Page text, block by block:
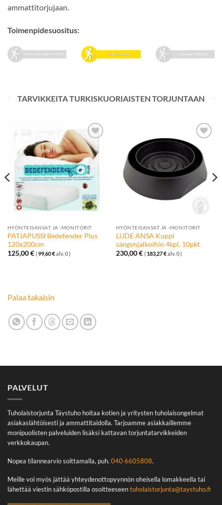
ammattitorjujaan.
Toimenpidesuositus:
TARVIKKEITA TURKISKUORIAISTEN TORJUNTAAN
Lisää
toivelistalle
HYÖNTEISANSAT JA -MONITORIT
PATJAPUSSI Bedefender Plus
120x200cm
125,00€ (99,60€alv. 0 )
Lisää
toivelistalle
HYÖNTEISANSAT JA -MONITORIT
LUDE ANSA Kuppi
sängynjalkoihin 4kpl, 10pkt
230,00€ ( 183,27€alv. 0 )
Palaa takaisin
PALVELUT
Tuholaistorjunta Täystuho hoitaa kotien ja yritysten tuholaisongelmat
asiakaslähtöisesti ja ammattitaidolla. Tarjoamme asiakkaillemme
monipuolisten palveluiden lisäksi kattavan torjuntatarvikkeiden
verkkokaupan.
Nopea tilannearvio soittamalla, puh. 040 6605808.
Meille voi myös jättää yhteydenottopyynnön oheisella lomakkeella tai
lähettää viestin sähköpostilla osoitteeseentuholaistorjunta@taystuho.fi